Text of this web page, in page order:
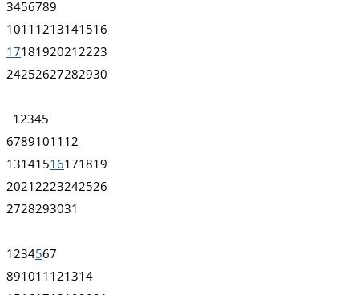
3456789
1011 1213141516
1718192021 2223
24252627282930
1 2345
67891011 12
13141516171819
2021 2223242526
2728293031
1 234567
891011 121314